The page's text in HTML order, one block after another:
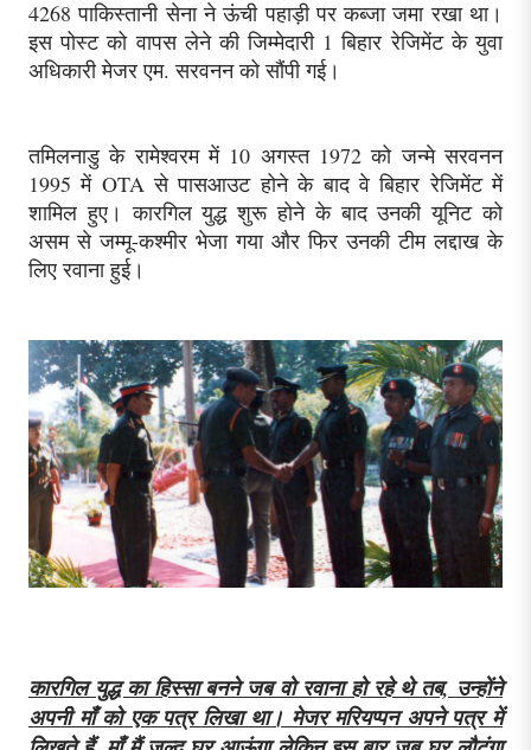
4268 पाकिस्तानी सेना ने ऊंची पहाड़ी पर कब्जा जमा रखा था।
इस पोस्ट को वापस लेने की जिम्मेदारी 1 बिहार रेजिमेंट के युवा
अधिकारी मेजर एम. सरवनन को सौंपी गई।
तमिलनाडु के रामेश्वरम में 10 अगस्त 1972 को जन्मे सरवनन
1995 में OTA से पासआउट होने के बाद वे बिहार रेजिमेंट में
शामिल हुए। कारगिल युद्ध शुरू होने के बाद उनकी यूनिट को
असम से जम्मू-कश्मीर भेजा गया और फिर उनकी टीम लद्दाख के
लिए रवाना हुई।
कारगिल युद्ध का हिस्सा बनने जब वो रवाना हो रहे थे तब, उन्होंने
अपनी माँ को एक पत्र लिखा था। मेजर मरियप्पन अपने पत्र में